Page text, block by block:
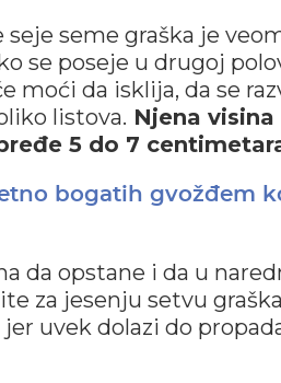
seje seme graška je
se poseje u drugoj
moći da isklija, da se
listova. Njena visina
5 do 7
bogatih gvožđem
da opstane i da u
za jesenju setvu
jer uvek dolazi do